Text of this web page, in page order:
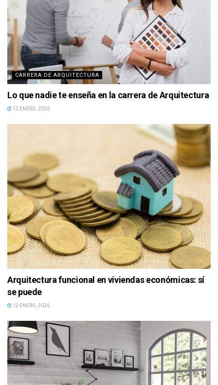
CARRERA DE ARQUITECTURA
Lo que nadie te enseña en la carrera de Arquitectura
12 ENERO, 2026
Arquitectura funcional en viviendas económicas: sí
se puede
12 ENERO, 2026